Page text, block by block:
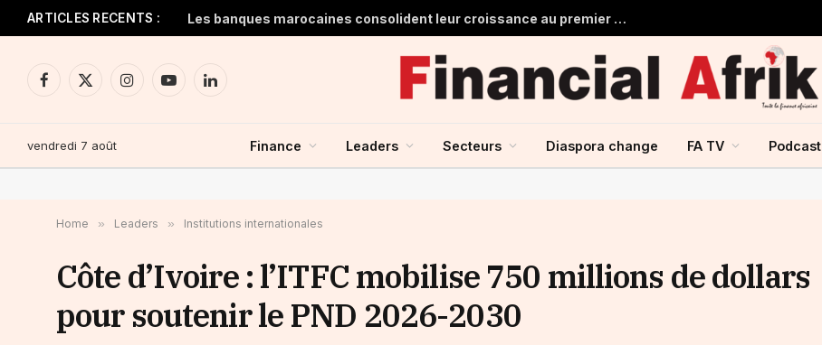
ARTICLES RECENTS : Les banques marocaines consolident leur croissance au premier semestre 2026
Facebook
X
InstagramYouTubeLinkedIn
vendredi 7 août Finance Leaders Secteurs Diaspora change FA TV Podcast
Home » Leaders » Institutions internationales
Côte d’Ivoire : l’ITFC mobilise 750 millions de dollars
pour soutenir le PND 2026-2030